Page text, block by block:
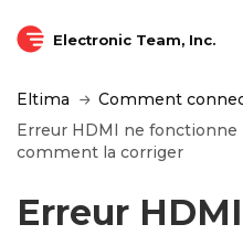
Electronic Team, Inc.
Eltima
Comment
Erreur HDMI ne fonctionne
comment la corriger
Erreur